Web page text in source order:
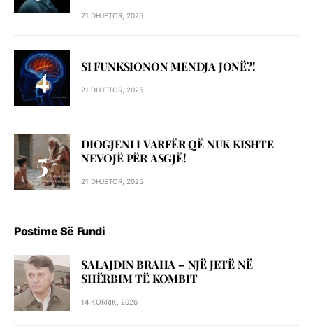
21 DHJETOR, 2025
SI FUNKSIONON MENDJA JONË?!
21 DHJETOR, 2025
DIOGJENI I VARFËR QË NUK KISHTE
NEVOJË PËR ASGJË!
21 DHJETOR, 2025
Postime Së Fundi
SALAJDIN BRAHA – NJЁ JETЁ NЁ
SHЁRBIM TЁ KOMBIT
14 KORRIK, 2026